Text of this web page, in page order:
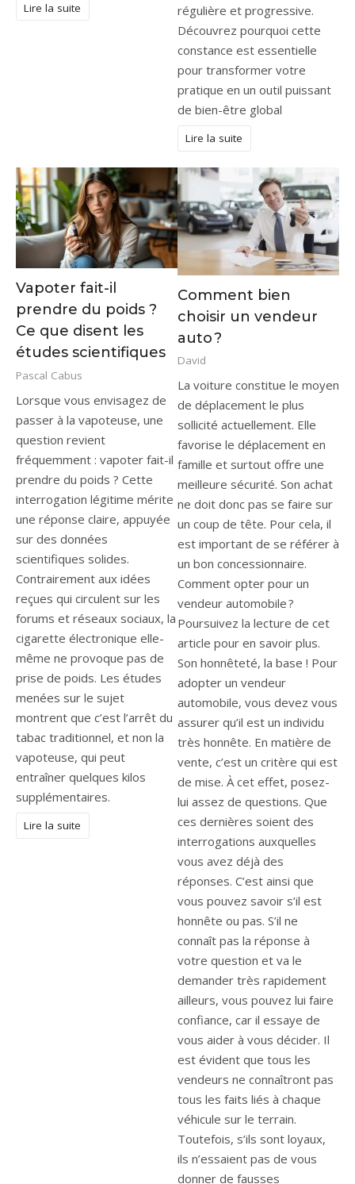
Lire la suite
régulière et progressive.
Découvrez pourquoi cette
constance est essentielle
pour transformer votre
pratique en un outil puissant
de bien-être global
Lire la suite
Vapoter fait-il
prendre du poids ?
Ce que disent les
études scientifiques
Pascal Cabus
Lorsque vous envisagez de
passer à la vapoteuse, une
question revient
fréquemment : vapoter fait-il
prendre du poids ? Cette
interrogation légitime mérite
une réponse claire, appuyée
sur des données
scientifiques solides.
Contrairement aux idées
reçues qui circulent sur les
forums et réseaux sociaux, la
cigarette électronique elle-
même ne provoque pas de
prise de poids. Les études
menées sur le sujet
montrent que c’est l’arrêt du
tabac traditionnel, et non la
vapoteuse, qui peut
entraîner quelques kilos
supplémentaires.
Lire la suite
Comment bien
choisir un vendeur
auto ?
David
La voiture constitue le moyen
de déplacement le plus
sollicité actuellement. Elle
favorise le déplacement en
famille et surtout offre une
meilleure sécurité. Son achat
ne doit donc pas se faire sur
un coup de tête. Pour cela, il
est important de se référer à
un bon concessionnaire.
Comment opter pour un
vendeur automobile ?
Poursuivez la lecture de cet
article pour en savoir plus.
Son honnêteté, la base ! Pour
adopter un vendeur
automobile, vous devez vous
assurer qu’il est un individu
très honnête. En matière de
vente, c’est un critère qui est
de mise. À cet effet, posez-
lui assez de questions. Que
ces dernières soient des
interrogations auxquelles
vous avez déjà des
réponses. C’est ainsi que
vous pouvez savoir s’il est
honnête ou pas. S’il ne
connaît pas la réponse à
votre question et va le
demander très rapidement
ailleurs, vous pouvez lui faire
confiance, car il essaye de
vous aider à vous décider. Il
est évident que tous les
vendeurs ne connaîtront pas
tous les faits liés à chaque
véhicule sur le terrain.
Toutefois, s’ils sont loyaux,
ils n’essaient pas de vous
donner de fausses